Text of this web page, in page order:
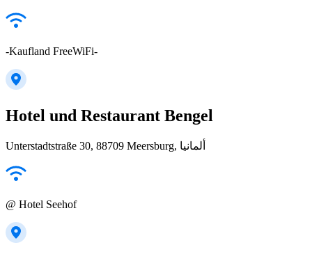
-Kaufland FreeWiFi-
Hotel und Restaurant Bengel
Unterstadtstraße 30, 88709 Meersburg, ألمانيا
@ Hotel Seehof